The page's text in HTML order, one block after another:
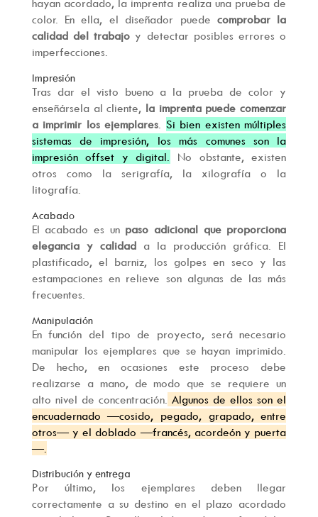
hayan acordado, la imprenta realiza una prueba de
color. En ella, el diseñador puede comprobar la
calidad del trabajoy detectar posibles errores o
imperfecciones.
Impresión
Tras dar el visto bueno a la prueba de color y
enseñársela al cliente, la imprenta puede comenzar
a imprimir los ejemplares Si bien existen múltiples
sistemas de impresión, los más comunes son la
impresión offset y digital.
No obstante, existen
otros como la serigrafía, la xilografía o la
litografía.
Acabado
El acabado es unpaso adicional que proporciona
elegancia y calidada la producción gráfica. El
plastificado, el barniz, los golpes en seco y las
estampaciones en relieve son algunas de las más
frecuentes.
Manipulación
En función del tipo de proyecto, será necesario
manipular los ejemplares que se hayan imprimido.
De hecho, en ocasiones este proceso debe
realizarse a mano, de modo que se requiere un
alto nivel de concentración. Algunos de ellos son el
encuadernado —cosido, pegado, grapado, entre
otros— y el doblado —francés, acordeón y puerta
—.
Distribución y entrega
Por último, los ejemplares deben llegar
correctamente a su destino en el plazo acordado